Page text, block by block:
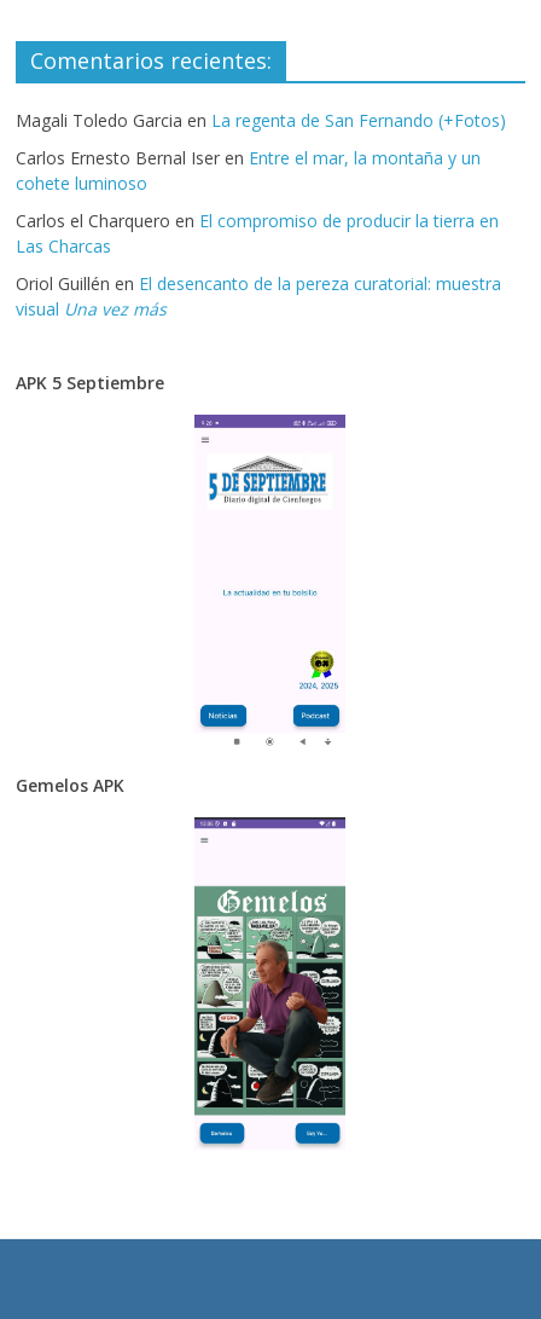
Comentarios recientes:
Magali Toledo Garcia en La regenta de San Fernando (+Fotos)
Carlos Ernesto Bernal Iser en Entre el mar, la montaña y un
cohete luminoso
Carlos el Charquero en El compromiso de producir la tierra en
Las Charcas
Oriol Guillén en El desencanto de la pereza curatorial: muestra
visual Una vez más
APK 5 Septiembre
Gemelos APK